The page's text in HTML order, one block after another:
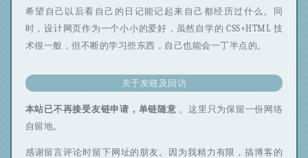
希望自己以后看自己的日记能记起来自己都经历过什么。同
时，设计网页作为一个小小的爱好，虽然自学的 CSS+HTML 技
术很一般，但不断的学习些东西，自己也能会一丁半点的。
关于友链及回访
本站已不再接受友链申请，单链随意 。这里只为保留一份网络
自留地。
感谢留言评论时留下网址的朋友。因为我精力有限，搞博客的